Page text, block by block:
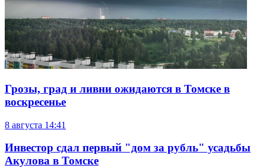
Грозы, град и ливни ожидаются в Томске в
воскресенье
8 августа 14:41
Инвестор сдал первый "дом за рубль" усадьбы
Акулова в Томске